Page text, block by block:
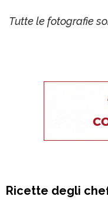
Tutte le fotografie
Ricette degli